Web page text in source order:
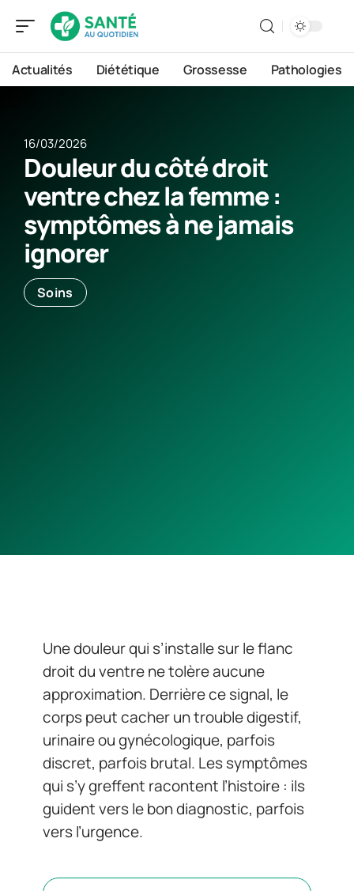
Actualités Diététique Grossesse Pathologies
16/03/2026
Douleur du côté droit
ventre chez la femme :
symptômes à ne jamais
ignorer
Soins
Une douleur qui s’installe sur le flanc
droit du ventre ne tolère aucune
approximation. Derrière ce signal, le
corps peut cacher un trouble digestif,
urinaire ou gynécologique, parfois
discret, parfois brutal. Les symptômes
qui s’y greffent racontent l’histoire : ils
guident vers le bon diagnostic, parfois
vers l’urgence.